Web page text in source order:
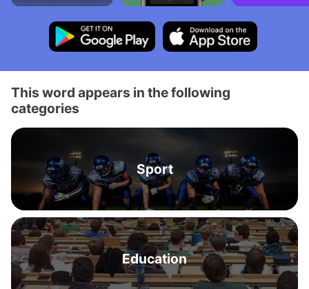
This word appears in the following
categories
Sport
Education